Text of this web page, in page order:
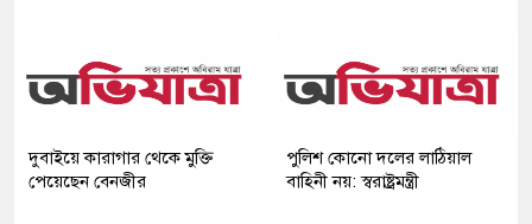
দুবাইয়ে কারাগার থেকে মুক্তি
পেয়েছেন বেনজীর
পুলিশ কোনো দলের লাঠিয়াল
বাহিনী নয়: স্বরাষ্ট্রমন্ত্রী